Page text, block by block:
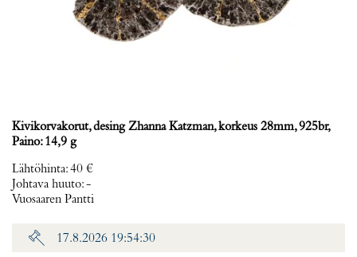
Kivikorvakorut, desing Zhanna Katzman, korkeus 28mm, 925br,
Paino: 14,9 g
Lähtöhinta:40 €
Johtava huuto:-
Vuosaaren Pantti
17.8.2026 19:54:30